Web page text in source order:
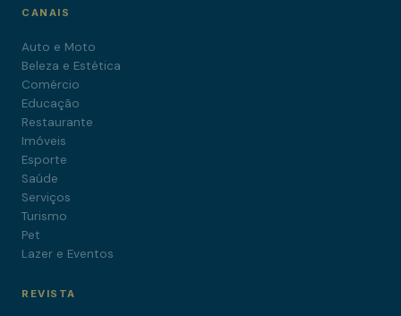
CANAIS
Auto e Moto
Beleza e Estética
Comércio
Educação
Restaurante
Imóveis
Esporte
Saúde
Serviços
Turismo
Pet
Lazer e Eventos
REVISTA